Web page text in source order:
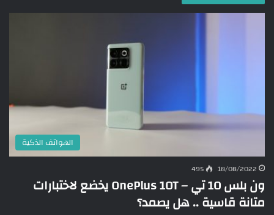
الهواتف الذكية
18/08/2022
495
ون بلس 10 تي – OnePlus 10T يخضع لاختبارات
متانة قاسية .. هل يصمد؟